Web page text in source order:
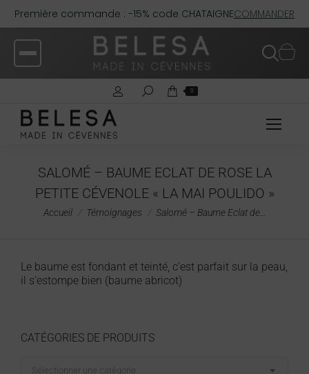
Première commande : -15% code CHATAIGNECOMMANDER
0
SALOMÉ – BAUME ECLAT DE ROSE LA
PETITE CÉVENOLE « LA MAI POULIDO »
Vous êtes ici :
Accueil Témoignages Salomé – Baume Eclat de…
Le baume est fondant et teinté, c’est parfait sur la peau,
il s’estompe bien (baume abricot)
CATÉGORIES DE PRODUITS
Sélectionner une catégorie